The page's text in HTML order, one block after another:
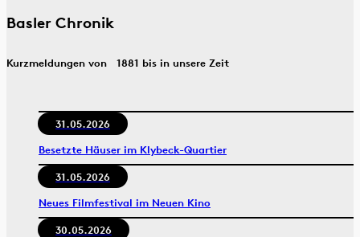
Basler Chronik
Kurzmeldungen von 1881 bis in unsere Zeit
31.05.2026
Besetzte Häuser im Klybeck-Quartier
31.05.2026
Neues Filmfestival im Neuen Kino
30.05.2026